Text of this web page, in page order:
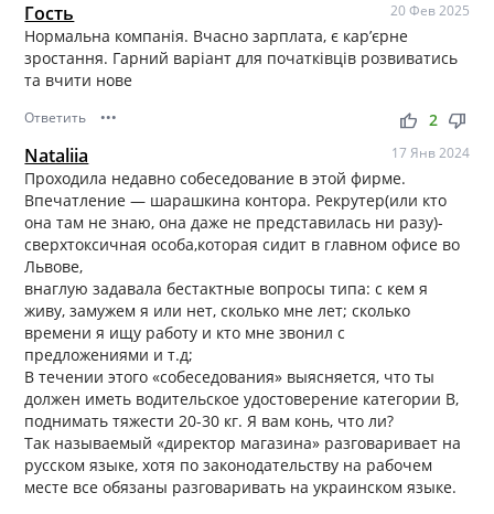
Гость 20 Фев 2025
Нормальна компанія. Вчасно зарплата, є кар’єрне
зростання. Гарний варіант для початківців розвиватись
та вчити нове
Ответить ••• thumb_up thumb_down
2
Nataliia 17 Янв 2024
Проходила недавно собеседование в этой фирме.
Впечатление — шарашкина контора. Рекрутер(или кто
она там не знаю, она даже не представилась ни разу)-
сверхтоксичная особа,которая сидит в главном офисе во
Львове,
внаглую задавала бестактные вопросы типа: с кем я
живу, замужем я или нет, сколько мне лет; сколько
времени я ищу работу и кто мне звонил с
предложениями и т.д;
В течении этого «собеседования» выясняется, что ты
должен иметь водительское удостоверение категории В,
поднимать тяжести 20-30 кг. Я вам конь, что ли?
Так называемый «директор магазина» разговаривает на
русском языке, хотя по законодательству на рабочем
месте все обязаны разговаривать на украинском языке.